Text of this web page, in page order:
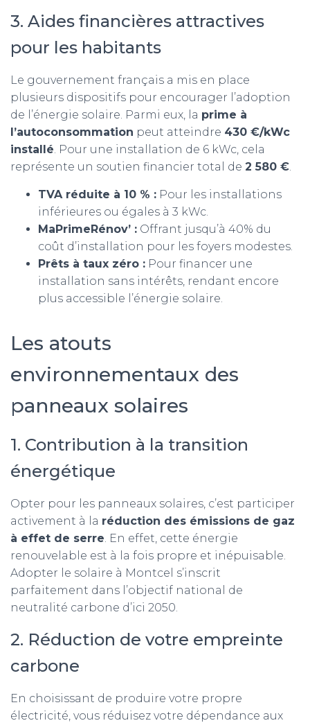
3. Aides financières attractives
pour les habitants
Le gouvernement français a mis en place
plusieurs dispositifs pour encourager l’adoption
de l’énergie solaire. Parmi eux, la prime à
l’autoconsommation peut atteindre 430 €/kWc
installé. Pour une installation de 6 kWc, cela
représente un soutien financier total de 2 580 €.
TVA réduite à 10 % : Pour les installations
inférieures ou égales à 3 kWc.
MaPrimeRénov’ : Offrant jusqu’à 40% du
coût d’installation pour les foyers modestes.
Prêts à taux zéro : Pour financer une
installation sans intérêts, rendant encore
plus accessible l’énergie solaire.
Les atouts
environnementaux des
panneaux solaires
1. Contribution à la transition
énergétique
Opter pour les panneaux solaires, c’est participer
activement à la réduction des émissions de gaz
à effet de serre. En effet, cette énergie
renouvelable est à la fois propre et inépuisable.
Adopter le solaire à Montcel s’inscrit
parfaitement dans l’objectif national de
neutralité carbone d’ici 2050.
2. Réduction de votre empreinte
carbone
En choisissant de produire votre propre
électricité, vous réduisez votre dépendance aux